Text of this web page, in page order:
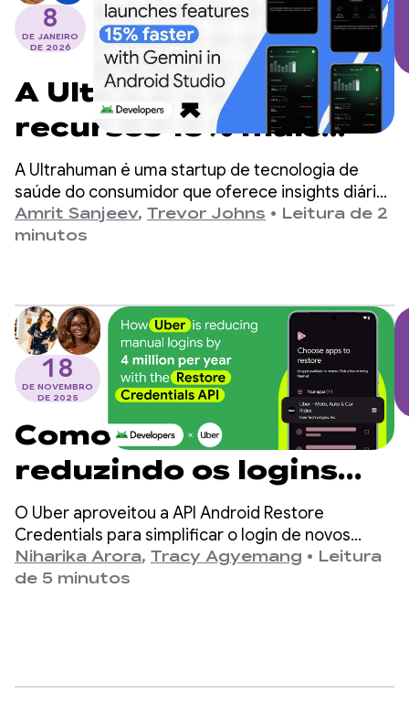
8
DE JANEIRO
DE 2026
A Ultrahuman lança
recursos 15% mais
rápido com o Gemini
no Android Studio
A Ultrahuman é uma startup de tecnologia de
saúde do consumidor que oferece insights diários
de bem-estar aos usuários com base em dados
biométricos de wearables da empresa, como o
Amrit Sanjeev, Trevor Johns • Leitura de 2
minutos
18
DE NOVEMBRO
DE 2025
Como o Uber está
reduzindo os logins
manuais em 4 milhões
por ano com a API
Restore Credentials
O Uber aproveitou a API Android Restore
Credentials para simplificar o login de novos
dispositivos, projetando uma redução de 4
milhões de logins manuais por ano e aumentando
Niharika Arora, Tracy Agyemang • Leitura
de 5 minutos